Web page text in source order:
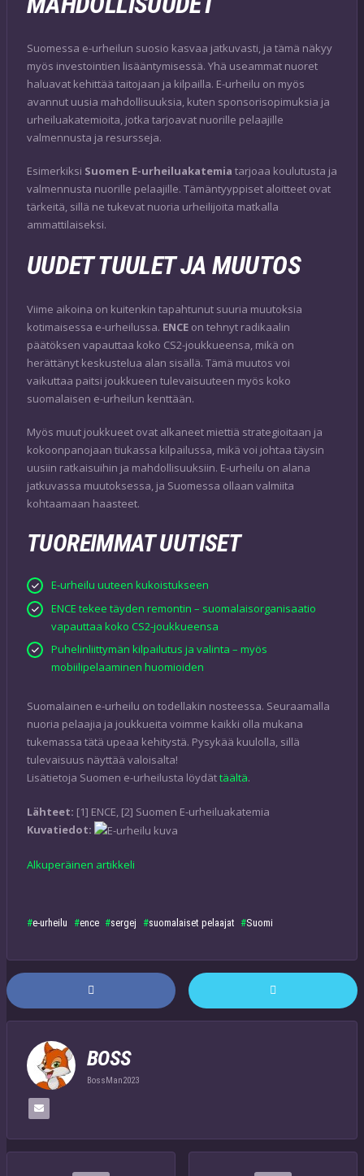
Suomessa e-urheilun suosio kasvaa jatkuvasti, ja tämä näkyy
myös investointien lisääntymisessä. Yhä useammat nuoret
haluavat kehittää taitojaan ja kilpailla. E-urheilu on myös
avannut uusia mahdollisuuksia, kuten sponsorisopimuksia ja
urheiluakatemioita, jotka tarjoavat nuorille pelaajille
valmennusta ja resursseja.
Esimerkiksi Suomen E-urheiluakatemia tarjoaa koulutusta ja
valmennusta nuorille pelaajille. Tämäntyyppiset aloitteet ovat
tärkeitä, sillä ne tukevat nuoria urheilijoita matkalla
ammattilaiseksi.
UUDET TUULET JA MUUTOS
Viime aikoina on kuitenkin tapahtunut suuria muutoksia
kotimaisessa e-urheilussa. ENCE on tehnyt radikaalin
päätöksen vapauttaa koko CS2-joukkueensa, mikä on
herättänyt keskustelua alan sisällä. Tämä muutos voi
vaikuttaa paitsi joukkueen tulevaisuuteen myös koko
suomalaisen e-urheilun kenttään.
Myös muut joukkueet ovat alkaneet miettiä strategioitaan ja
kokoonpanojaan tiukassa kilpailussa, mikä voi johtaa täysin
uusiin ratkaisuihin ja mahdollisuuksiin. E-urheilu on alana
jatkuvassa muutoksessa, ja Suomessa ollaan valmiita
kohtaamaan haasteet.
TUOREIMMAT UUTISET
E-urheilu uuteen kukoistukseen
ENCE tekee täyden remontin – suomalaisorganisaatio
vapauttaa koko CS2-joukkueensa
Puhelinliittymän kilpailutus ja valinta – myös
mobiilipelaaminen huomioiden
Suomalainen e-urheilu on todellakin nosteessa. Seuraamalla
nuoria pelaajia ja joukkueita voimme kaikki olla mukana
tukemassa tätä upeaa kehitystä. Pysykää kuulolla, sillä
tulevaisuus näyttää valoisalta!
Lisätietoja Suomen e-urheilusta löydättäältä.
Lähteet: [1] ENCE, [2] Suomen E-urheiluakatemia
Kuvatiedot:
Alkuperäinen artikkeli
e-urheilu ence sergej suomalaiset pelaajat Suomi
BOSS
BossMan2023